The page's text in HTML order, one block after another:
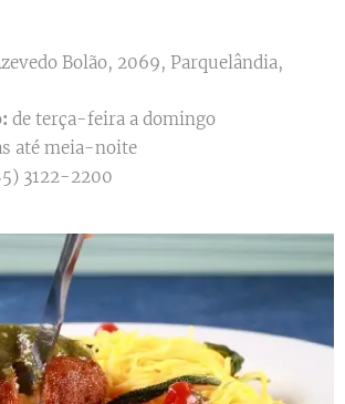
Bolão, 2069, Parquelândia,
de terça-feira a domingo
até meia-noite
3122-2200